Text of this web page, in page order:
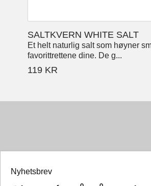
SALTKVERN WHITE SALT
Et helt naturlig salt som høyner
favorittrettene dine. De g...
119 KR
Nyhetsbrev